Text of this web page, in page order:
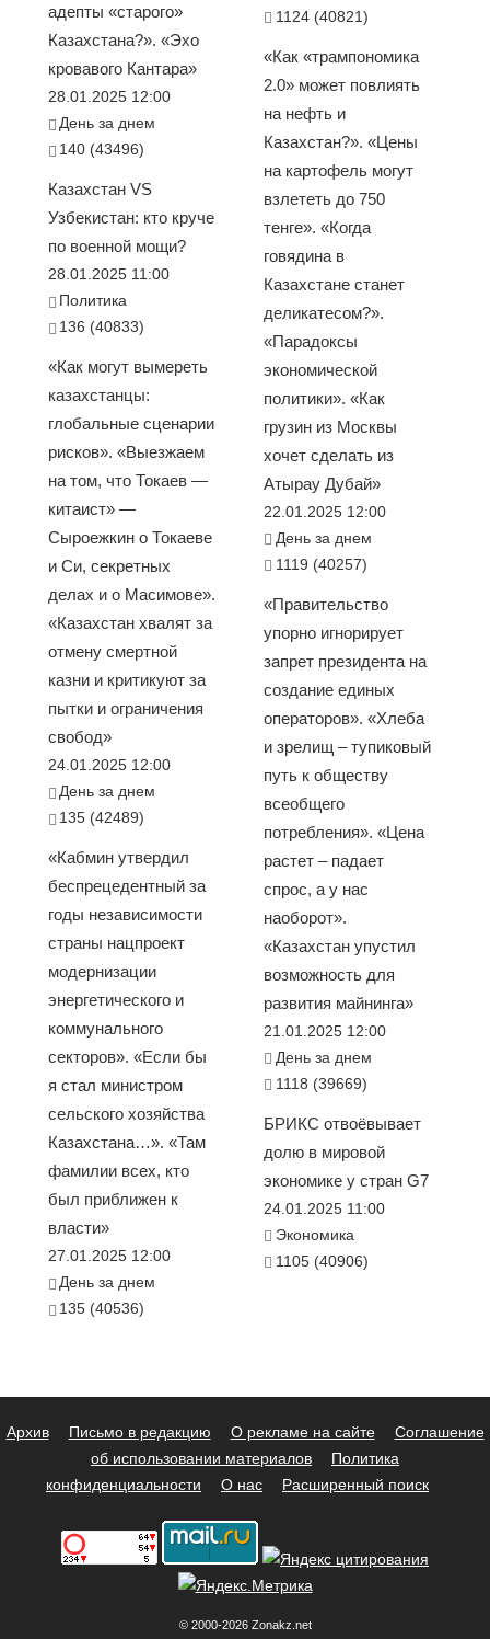
адепты «старого»
Казахстана?». «Эхо
кровавого Кантара»
28.01.2025 12:00
День за днем
140 (43496)
Казахстан VS
Узбекистан: кто круче
по военной мощи?
28.01.2025 11:00
Политика
136 (40833)
«Как могут вымереть
казахстанцы:
глобальные сценарии
рисков». «Выезжаем
на том, что Токаев —
китаист» —
Сыроежкин о Токаеве
и Си, секретных
делах и о Масимове».
«Казахстан хвалят за
отмену смертной
казни и критикуют за
пытки и ограничения
свобод»
24.01.2025 12:00
День за днем
135 (42489)
«Кабмин утвердил
беспрецедентный за
годы независимости
страны нацпроект
модернизации
энергетического и
коммунального
секторов». «Если бы
я стал министром
сельского хозяйства
Казахстана…». «Там
фамилии всех, кто
был приближен к
власти»
27.01.2025 12:00
День за днем
135 (40536)
1124 (40821)
«Как «трампономика
2.0» может повлиять
на нефть и
Казахстан?». «Цены
на картофель могут
взлететь до 750
тенге». «Когда
говядина в
Казахстане станет
деликатесом?».
«Парадоксы
экономической
политики». «Как
грузин из Москвы
хочет сделать из
Атырау Дубай»
22.01.2025 12:00
День за днем
1119 (40257)
«Правительство
упорно игнорирует
запрет президента на
создание единых
операторов». «Хлеба
и зрелищ – тупиковый
путь к обществу
всеобщего
потребления». «Цена
растет – падает
спрос, а у нас
наоборот».
«Казахстан упустил
возможность для
развития майнинга»
21.01.2025 12:00
День за днем
1118 (39669)
БРИКС отвоёвывает
долю в мировой
экономике у стран G7
24.01.2025 11:00
Экономика
1105 (40906)
Архив Письмо в редакцию О рекламе на сайте
Соглашение
об использовании материалов
Политика
конфиденциальности
О нас Расширенный поиск
© 2000-2026 Zonakz.net